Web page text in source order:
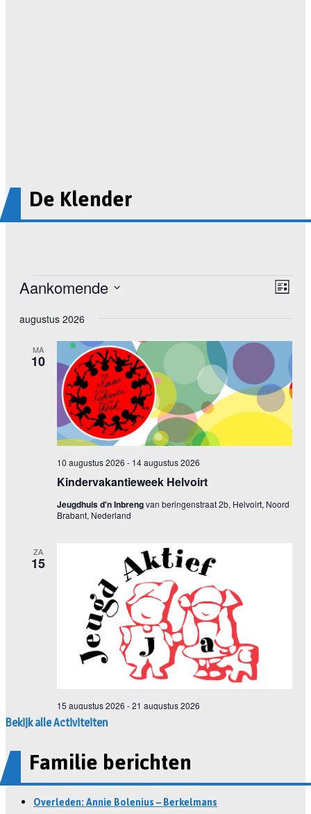
De Klender
Bekijk alle Activiteiten
Familie berichten
Overleden: Annie Bolenius – Berkelmans